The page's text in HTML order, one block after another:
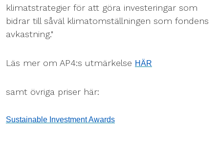
klimatstrategier för att göra investeringar som
bidrar till såväl klimatomställningen som fondens
avkastning."
Läs mer om AP4:s utmärkelse HÄR
samt övriga priser här:
Sustainable Investment Awards